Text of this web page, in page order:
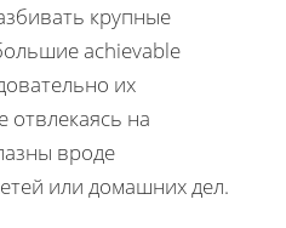
крупные
achievable
их
отвлекаясь на
вроде
или домашних дел.